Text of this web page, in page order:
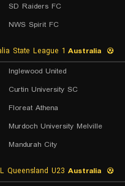
SD Raiders FC
NWS Spirit FC
Australia
Inglewood United
Curtin University SC
Floreat Athena
Murdoch University Melville
Mandurah City
Australia